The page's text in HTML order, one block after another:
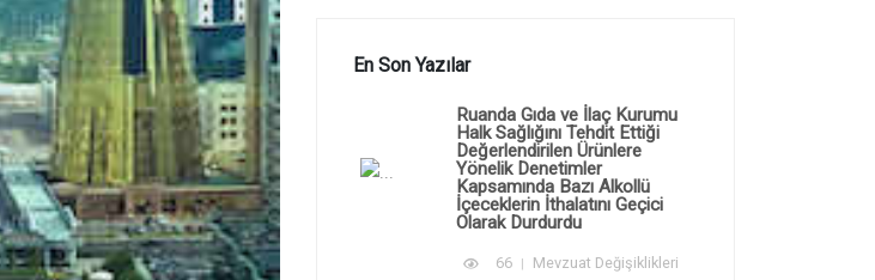
En Son Yazılar
Ruanda Gıda ve İlaç Kurumu
Halk Sağlığını Tehdit Ettiği
Değerlendirilen Ürünlere
Yönelik Denetimler
Kapsamında Bazı Alkollü
İçeceklerin İthalatını Geçici
Olarak Durdurdu
66 Mevzuat Değişiklikleri